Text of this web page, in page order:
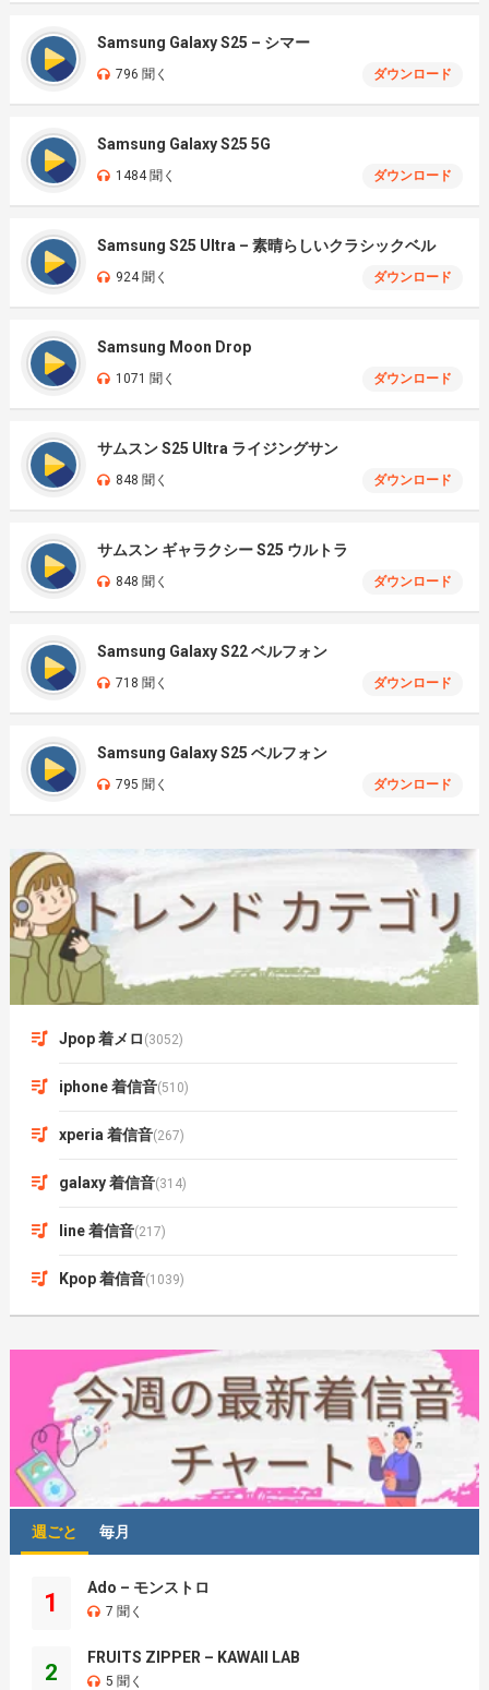
Samsung Galaxy S25 – シマー
796 聞く ダウンロード
Samsung Galaxy S25 5G
1484 聞く ダウンロード
Samsung S25 Ultra – 素晴らしいクラシックベル
924 聞く ダウンロード
Samsung Moon Drop
1071 聞く ダウンロード
サムスン S25 Ultra ライジングサン
848 聞く ダウンロード
サムスン ギャラクシー S25 ウルトラ
848 聞く ダウンロード
Samsung Galaxy S22 ベルフォン
718 聞く ダウンロード
Samsung Galaxy S25 ベルフォン
795 聞く ダウンロード
Jpop 着メロ (3052)
iphone 着信音(510)
xperia 着信音(267)
galaxy 着信音(314)
line 着信音(217)
Kpop 着信音(1039)
週ごと 毎月
1
Ado – モンストロ
7 聞く
2
FRUITS ZIPPER – KAWAII LAB
5 聞く